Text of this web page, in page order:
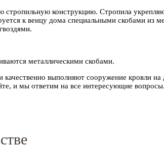
стропильную конструкцию. Стропила
к венцу дома специальными скобами из
металлическими скобами.
выполняют сооружение кровли на
и мы ответим на все интересующие вопросы.